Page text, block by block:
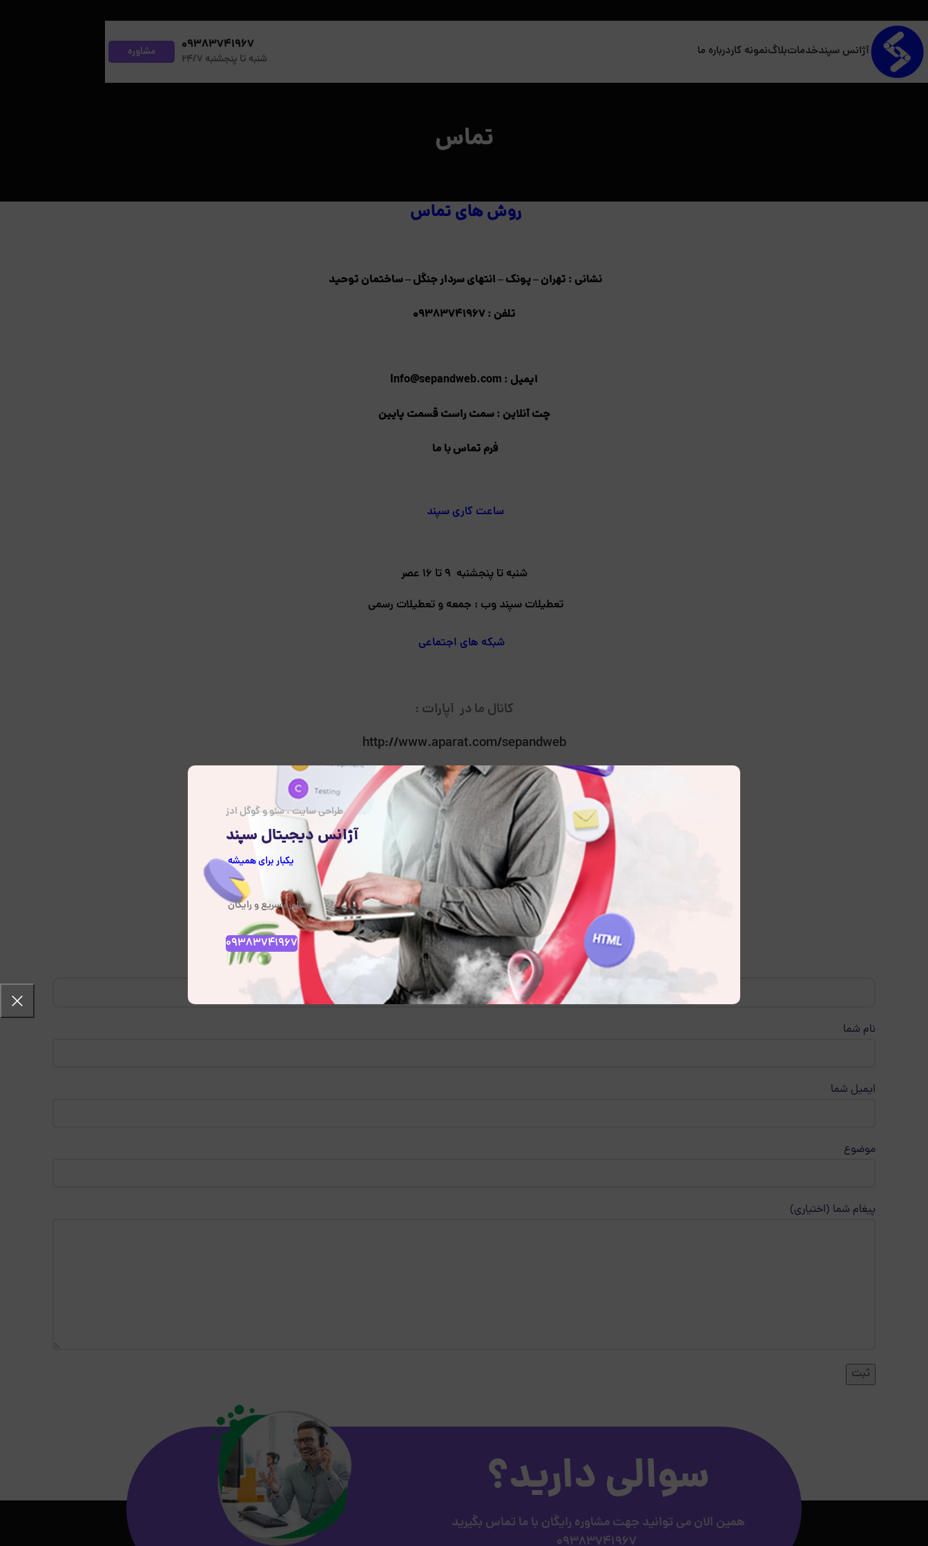
طراحی سایت ، سئو و گوگل ادز
آژانس دیجیتال سپند
یکبار برای همیشه
مشاوره سریع و رایگان
09383741967
آژانس سپندخدماتبلاگنمونه کاردرباره ما 09383741967
شنبه تا پنجشنبه 24/7 مشاوره
تماس
روش های تماس
نشانی : تهران – پونک – انتهای سردار جنگل – ساختمان توحید
تلفن : 09383741967
ایمیل :Info@sepandweb.com
چت آنلاین : سمت راست قسمت پایین
فرم تماس با ما
ساعت کاری سپند
شنبه تا پنجشنبه 9 تا 16 عصر
تعطیلات سپند وب : جمعه و تعطیلات رسمی
شبکه های اجتماعی
کانال ما در آپارات :
http://www.aparat.com/sepandweb
کانال اختصاصی ما تلگرام :
https://t.me/sepandweb
پیج رسمی ما در اینستاگرام :
https://www.instagram.com/sepandweb
فرم تماس با ما
پیام ها و سوالات خود را از طریق فرم زیر ارسال کنید
نام شما
ایمیل شما
موضوع
پیغام شما (اختیاری)
سوالی دارید؟
همین الان می توانید جهت مشاوره رایگان با ما تماس بگیرید